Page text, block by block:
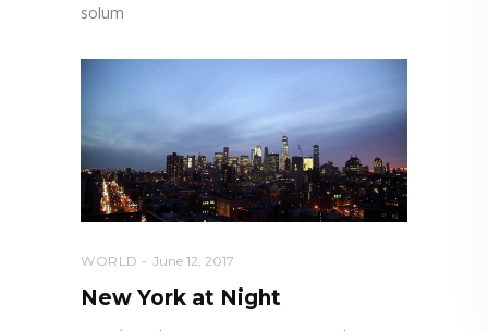
solum
WORLD June 12, 2017
New York at Night